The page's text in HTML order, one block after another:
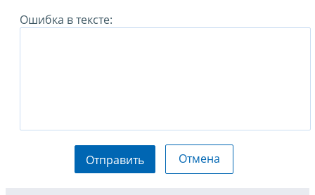
Ошибка в тексте:
Отправить Отмена